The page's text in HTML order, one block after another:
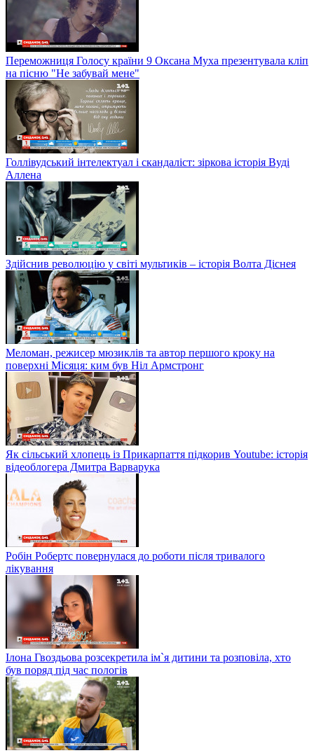
Переможниця Голосу країни 9 Оксана Муха презентувала кліп
на пісню "Не забувай мене"
Голлівудський інтелектуал і скандаліст: зіркова історія Вуді
Аллена
Здійснив революцію у світі мультиків – історія Волта Діснея
Меломан, режисер мюзиклів та автор першого кроку на
поверхні Місяця: ким був Ніл Армстронг
Як сільський хлопець із Прикарпаття підкорив Youtube: історія
відеоблогера Дмитра Варварука
Робін Робертс повернулася до роботи після тривалого
лікування
Ілона Гвоздьова розсекретила ім`я дитини та розповіла, хто
був поряд під час пологів